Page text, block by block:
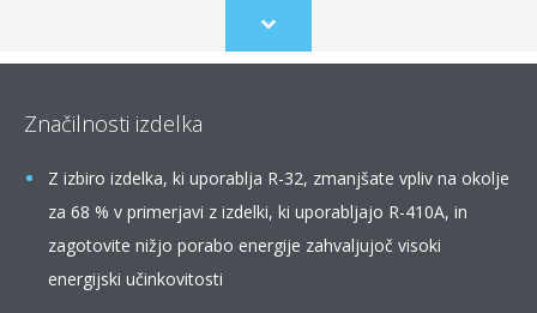
Scroll
to
Značilnosti izdelka
Z izbiro izdelka, ki uporablja R-32, zmanjšate vpliv na okolje
za 68 % v primerjavi z izdelki, ki uporabljajo R-410A, in
zagotovite nižjo porabo energije zahvaljujoč visoki
energijski učinkovitosti